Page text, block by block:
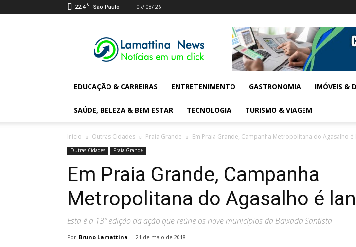
22.4 C São Paulo 07/ 08/ 26
Digital
News
EDUCAÇÃO & CARREIRAS ENTRETENIMENTO GASTRONOMIA IMÓVEIS &
SAÚDE, BELEZA & BEM ESTAR TECNOLOGIA TURISMO & VIAGEM
Inicio Outras Cidades Praia Grande Em Praia Grande, Campanha Metropolitana do Agasalho é
Outras Cidades Praia Grande
Em Praia Grande, Campanha
Metropolitana do Agasalho é
Esta é a 13ª edição da ação que reúne os nove municípios da Baixada Santista
Por Bruno Lamattina - 21 de maio de 2018